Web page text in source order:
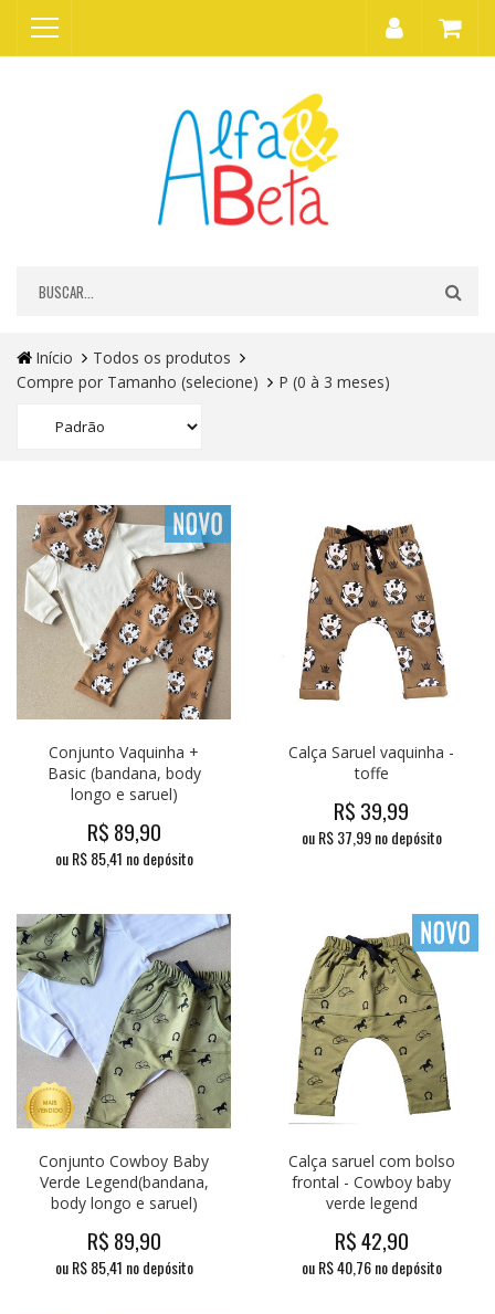
Início
Todos os produtos
Compre por Tamanho (selecione)
P (0 à 3 meses)
Conjunto Vaquinha +
Basic (bandana, body
longo e saruel)
R$ 89,90
ou R$85,41 no depósito
Calça Saruel vaquinha -
toffe
R$ 39,99
ou R$37,99 no depósito
Conjunto Cowboy Baby
Verde Legend(bandana,
body longo e saruel)
R$ 89,90
ou R$85,41 no depósito
Calça saruel com bolso
frontal - Cowboy baby
verde legend
R$42,90
ou R$40,76 no depósito